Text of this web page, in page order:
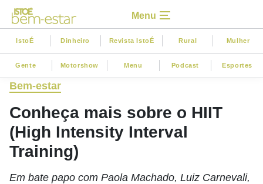
Menu
IstoÉ Dinheiro Revista IstoÉ Rural Mulher
Gente Motorshow Menu Podcast Esportes
Bem-estar
Conheça mais sobre o HIIT
(High Intensity Interval
Training)
Em bate papo com Paola Machado, Luiz Carnevali,